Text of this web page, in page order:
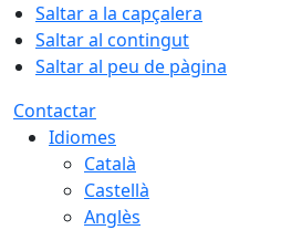
Saltar a la capçalera
Saltar al contingut
Saltar al peu de pàgina
Contactar
Idiomes
Català
Castellà
Anglès